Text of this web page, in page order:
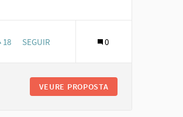
BARRIS.
MOBILITAT A L’USUARI, PER BARRIS.
18 18 SEGUIDORES
SEGUIR 0
VEURE PROPOSTA